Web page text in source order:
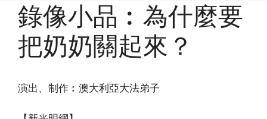
錄像小品︰為什麼要
把奶奶關起來？
演出、制作︰澳大利亞大法弟子